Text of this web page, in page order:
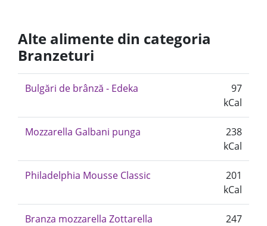
Alte alimente din categoria
Branzeturi
Bulgări de brânză - Edeka
97
kCal
Mozzarella Galbani punga
238
kCal
Philadelphia Mousse Classic
201
kCal
Branza mozzarella Zottarella
247